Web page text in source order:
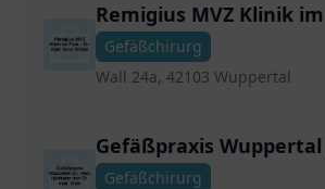
Remigius MVZ Klinik
med. Arnd Rütten
Gefäßchirurg
Wall 24a, 42103 Wuppertal
Gefäßpraxis Wuppertal
Hellmann und Dr. med.
Gefäßchirurg